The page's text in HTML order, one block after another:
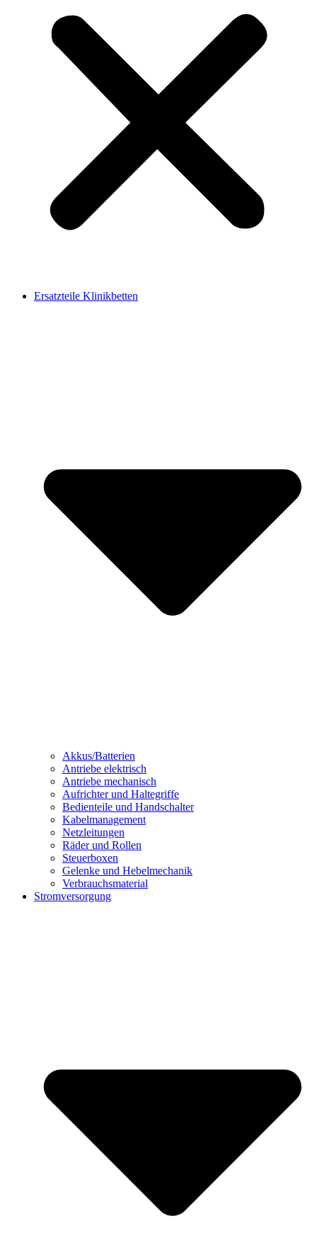
Ersatzteile Klinikbetten
Akkus/Batterien
Antriebe elektrisch
Antriebe mechanisch
Aufrichter und Haltegriffe
Bedienteile und Handschalter
Kabelmanagement
Netzleitungen
Räder und Rollen
Steuerboxen
Gelenke und Hebelmechanik
Verbrauchsmaterial
Stromversorgung